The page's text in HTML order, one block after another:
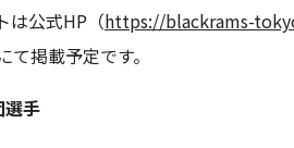
は公式HP（https://blackrams-
て掲載予定です。
手